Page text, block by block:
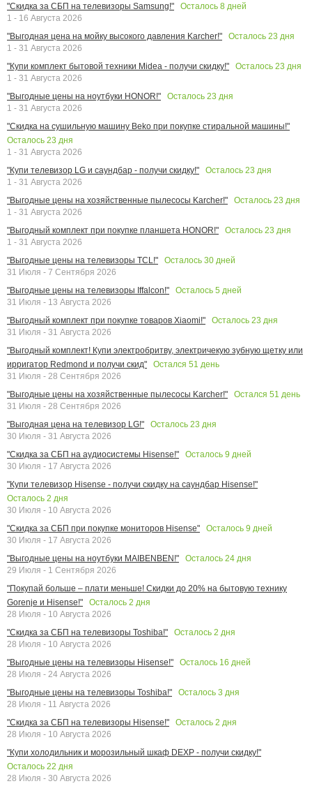
"Скидка за СБП на телевизоры Samsung!"
Осталось 8 дней
1 - 16 Августа 2026
"Выгодная цена на мойку высокого давления Karcher!"
Осталось 23 дня
1 - 31 Августа 2026
"Купи комплект бытовой техники Midea - получи скидку!"
Осталось 23 дня
1 - 31 Августа 2026
"Выгодные цены на ноутбуки HONOR!"
Осталось 23 дня
1 - 31 Августа 2026
"Скидка на сушильную машину Beko при покупке стиральной машины!"
Осталось 23 дня
1 - 31 Августа 2026
"Купи телевизор LG и саундбар - получи скидку!"
Осталось 23 дня
1 - 31 Августа 2026
"Выгодные цены на хозяйственные пылесосы Karcher!"
Осталось 23 дня
1 - 31 Августа 2026
"Выгодный комплект при покупке планшета HONOR!"
Осталось 23 дня
1 - 31 Августа 2026
"Выгодные цены на телевизоры TCL!"
Осталось 30 дней
31 Июля - 7 Сентября 2026
"Выгодные цены на телевизоры Iffalcon!"
Осталось 5 дней
31 Июля - 13 Августа 2026
"Выгодный комплект при покупке товаров Xiaomi!"
Осталось 23 дня
31 Июля - 31 Августа 2026
"Выгодный комплект! Купи электробритву, электричекую зубную щетку или
ирригатор Redmond и получи скид"
Остался 51 день
31 Июля - 28 Сентября 2026
"Выгодные цены на хозяйственные пылесосы Karcher!"
Остался 51 день
31 Июля - 28 Сентября 2026
"Выгодная цена на телевизор LG!"
Осталось 23 дня
30 Июля - 31 Августа 2026
"Скидка за СБП на аудиосистемы Hisense!"
Осталось 9 дней
30 Июля - 17 Августа 2026
"Купи телевизор Hisense - получи скидку на саундбар Hisense!"
Осталось 2 дня
30 Июля - 10 Августа 2026
"Скидка за СБП при покупке мониторов Hisense"
Осталось 9 дней
30 Июля - 17 Августа 2026
"Выгодные цены на ноутбуки MAIBENBEN!"
Осталось 24 дня
29 Июля - 1 Сентября 2026
"Покупай больше – плати меньше! Скидки до 20% на бытовую технику
Gorenje и Hisense!"
Осталось 2 дня
28 Июля - 10 Августа 2026
"Скидка за СБП на телевизоры Toshiba!"
Осталось 2 дня
28 Июля - 10 Августа 2026
"Выгодные цены на телевизоры Hisense!"
Осталось 16 дней
28 Июля - 24 Августа 2026
"Выгодные цены на телевизоры Toshiba!"
Осталось 3 дня
28 Июля - 11 Августа 2026
"Скидка за СБП на телевизоры Hisense!"
Осталось 2 дня
28 Июля - 10 Августа 2026
"Купи холодильник и морозильный шкаф DEXP - получи скидку!"
Осталось 22 дня
28 Июля - 30 Августа 2026